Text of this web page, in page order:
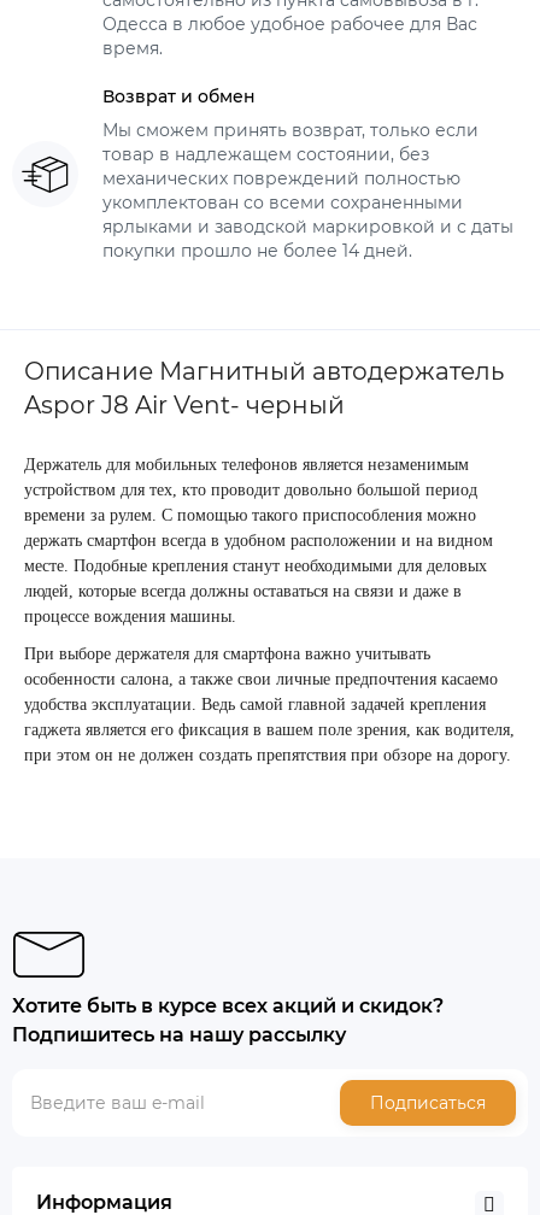
Одесса в любое удобное рабочее для Вас
время.
Возврат и обмен
Мы сможем принять возврат, только если
товар в надлежащем состоянии, без
механических повреждений полностью
укомплектован со всеми сохраненными
ярлыками и заводской маркировкой и с даты
покупки прошло не более 14 дней.
Описание Магнитный автодержатель
Aspor J8 Air Vent- черный
Держатель для мобильных телефонов является незаменимым
устройством для тех, кто проводит довольно большой период
времени за рулем. С помощью такого приспособления можно
держать смартфон всегда в удобном расположении и на видном
месте. Подобные крепления станут необходимыми для деловых
людей, которые всегда должны оставаться на связи и даже в
процессе вождения машины.
При выборе держателя для смартфона важно учитывать
особенности салона, а также свои личные предпочтения касаемо
удобства эксплуатации. Ведь самой главной задачей крепления
гаджета является его фиксация в вашем поле зрения, как водителя,
при этом он не должен создать препятствия при обзоре на дорогу.
Хотите быть в курсе всех акций и скидок?
Подпишитесь на нашу рассылку
Подписаться
Информация